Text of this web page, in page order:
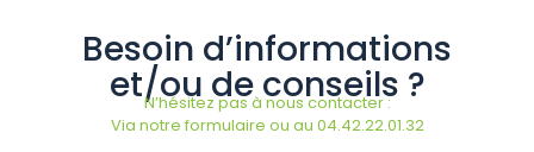
Besoin d’informations
et/ou de conseils ?
N’hésitez pas à nous contacter :
Via notre formulaire ou au 04.42.22.01.32